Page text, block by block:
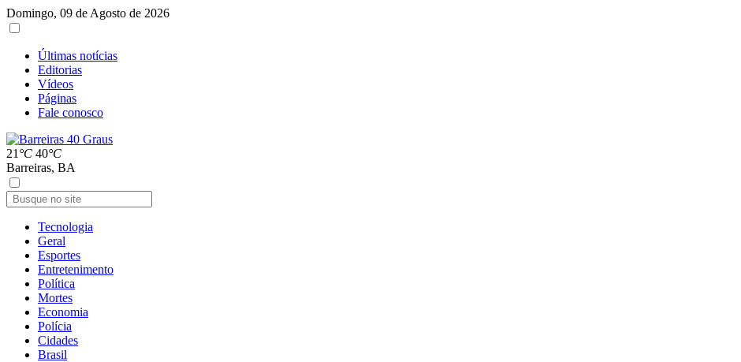
Domingo, 09 de Agosto de 2026
Últimas notícias
Editorias
Vídeos
Páginas
Fale conosco
21 °C 40°C
Barreiras, BA
Tecnologia
Geral
Esportes
Entretenimento
Política
Mortes
Economia
Polícia
Cidades
Brasil